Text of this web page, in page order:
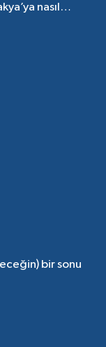
nasıl
bir sonu